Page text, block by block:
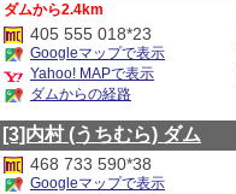
2.4km
405 555 018*23
Googleマップで表示
Yahoo! MAPで表示
ダムからの経路
[3]内村(うちむら) ダム
468 733 590*38
Googleマップで表示